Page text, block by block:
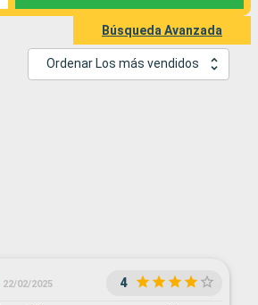
Búsqueda Avanzada
Ordenar Los más vendidos
22/02/2025 4